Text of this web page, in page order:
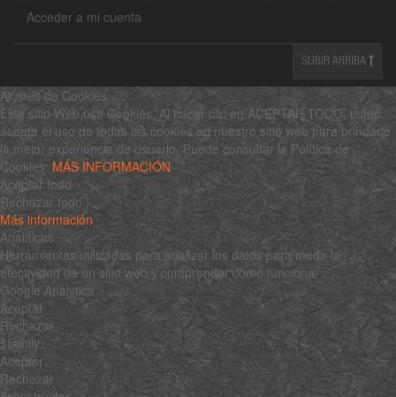
Acceder a mi cuenta
SUBIR ARRIBA
Ajustes de Cookies
Este sitio Web usa Cookies. Al hacer clic en ACEPTAR TODO, usted
acepta el uso de todas las cookies en nuestro sitio web para brindarle
la mejor experiencia de usuario. Puede consultar la Política de
Cookies: MÁS INFORMACIÓN
Aceptar todo
Rechazar todo
Más información
Analíticas
Herramientas utilizadas para analizar los datos para medir la
efectividad de un sitio web y comprender cómo funciona.
Google Analytics
Aceptar
Rechazar
$family
Aceptar
Rechazar